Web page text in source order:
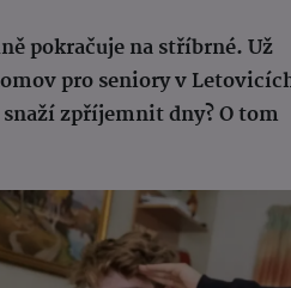
pokračuje na stříbrné. Už
pro seniory v
zpříjemnit dny? O tom